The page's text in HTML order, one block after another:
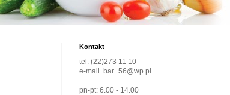
Kontakt
tel. (22)273 11 10
e-mail. bar_56@wp.pl
pn-pt: 6.00 - 14.00